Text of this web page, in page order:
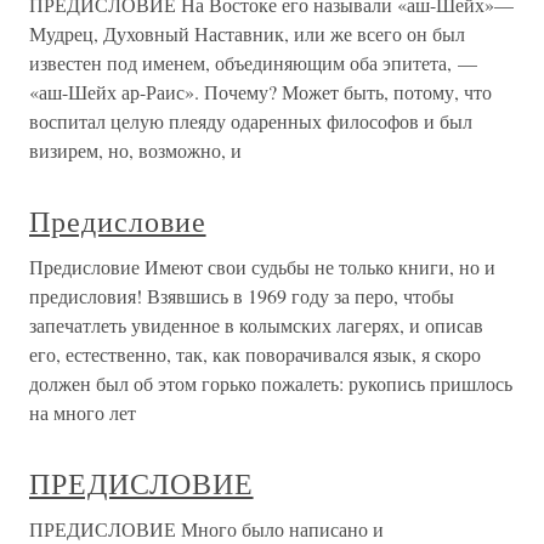
Мудрец, Духовный Наставник, или же всего он был
известен под именем, объединяющим оба эпитета, —
«аш-Шейх ар-Раис». Почему? Может быть, потому, что
воспитал целую плеяду одаренных философов и был
визирем, но, возможно, и
Предисловие
Предисловие Имеют свои судьбы не только книги, но и
предисловия! Взявшись в 1969 году за перо, чтобы
запечатлеть увиденное в колымских лагерях, и описав
его, естественно, так, как поворачивался язык, я скоро
должен был об этом горько пожалеть: рукопись пришлось
на много лет
ПРЕДИСЛОВИЕ
ПРЕДИСЛОВИЕ Много было написано и